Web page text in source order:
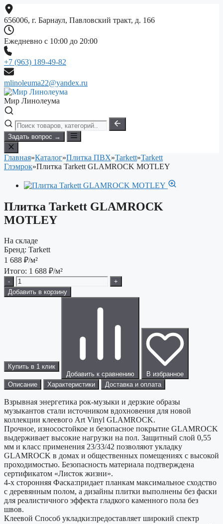
Перейти
к
содержимому
656006, г. Барнаул, Павловский тракт, д. 166
Ежедневно с 10:00 до 20:00
+7 (963) 189-49-82
mlinoleuma22@yandex.ru
Мир Линолеума
Задать вопрос →
Главная»Каталог»Плитка ПВХ»Tarkett»Tarkett
Глэмрок»Плитка Tarkett GLAMROCK MOTLEY
Плитка Tarkett GLAMROCK
MOTLEY
На складе
Бренд: Tarkett
1 688 ₽/м²
Итого: 1 688 ₽/м²
-
+
Добавить в корзину
Купить в 1 клик
Добавить к сравнению
В избранное
Описание
Характеристики Доставка и оплата
Взрывная энергетика рок-музыки и дерзкие образы
музыкантов стали источником вдохновения для новой
коллекции клеевого Art Vinyl GLAMROCK.
Прочное, износостойкое и безопасное покрытие GLAMROCK
выдерживает высокие нагрузки на пол. Защитный слой 0,55
мм и класс применения 23/33/42 позволяют укладку
GLAMROCK в домах и общественных помещениях с высокой
проходимостью. Безопасность материала подтверждена
сертификатом «Листок жизни».
4-х сторонняя Фаска:придает планкам максимальное сходство
с деревянным полом, а дизайны плитки выполнены без фаски
для реалистичного эффекта гладкого каменного пола без
швов.
Клеевой Способ укладки:предоставляет широкий спектр